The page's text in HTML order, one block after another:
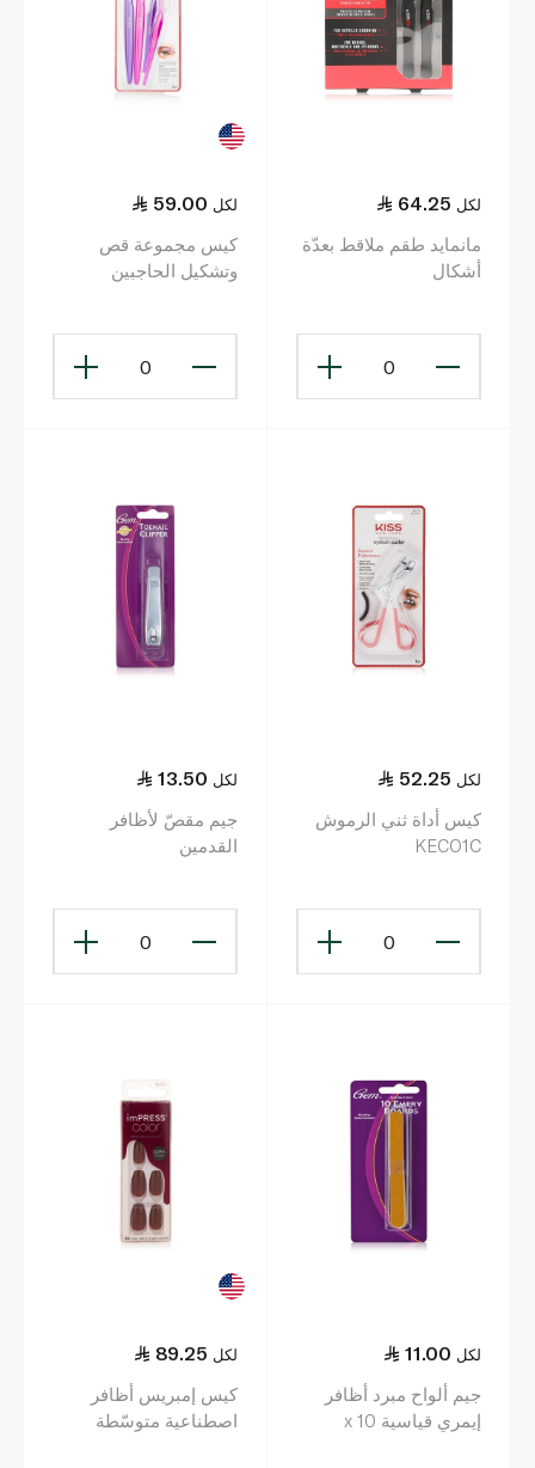
64.25 لكل
مانمايد طقم ملاقط بعدّة
أشكال
0
59.00 لكل
كيس مجموعة قص
وتشكيل الحاجبين
0
52.25 لكل
كيس أداة ثني الرموش
KECO1C
0
13.50 لكل
جيم مقصّ لأظافر
القدمين
0
11.00 لكل
جيم ألواح مبرد أظافر
إيمري قياسية x 10
89.25 لكل
كيس إمبريس أظافر
اصطناعية متوسّطة